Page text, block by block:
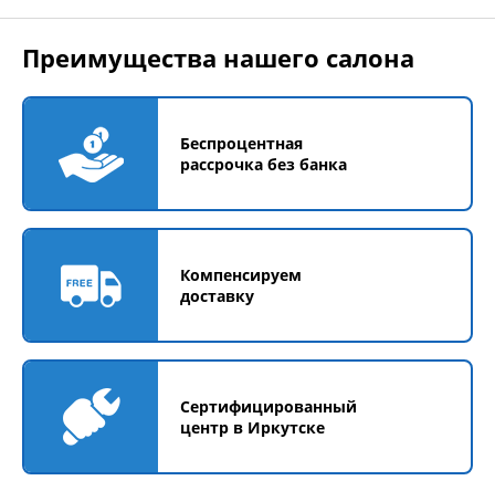
Преимущества нашего салона
Беспроцентная
рассрочка без банка
Компенсируем
доставку
Сертифицированный
центр в Иркутске